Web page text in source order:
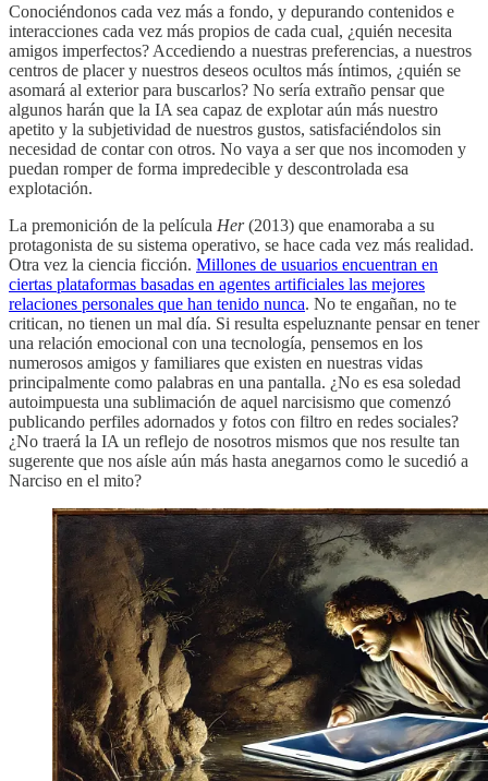
Conociéndonos cada vez más a fondo, y depurando contenidos e
interacciones cada vez más propios de cada cual, ¿quién necesita
amigos imperfectos? Accediendo a nuestras preferencias, a nuestros
centros de placer y nuestros deseos ocultos más íntimos, ¿quién se
asomará al exterior para buscarlos? No sería extraño pensar que
algunos harán que la IA sea capaz de explotar aún más nuestro
apetito y la subjetividad de nuestros gustos, satisfaciéndolos sin
necesidad de contar con otros. No vaya a ser que nos incomoden y
puedan romper de forma impredecible y descontrolada esa
explotación.
La premonición de la película Her(2013) que enamoraba a su
protagonista de su sistema operativo, se hace cada vez más realidad.
Otra vez la ciencia ficción. Millones de usuarios encuentran en
ciertas plataformas basadas en agentes artificiales las mejores
relaciones personales que han tenido nunca. No te engañan, no te
critican, no tienen un mal día. Si resulta espeluznante pensar en tener
una relación emocional con una tecnología, pensemos en los
numerosos amigos y familiares que existen en nuestras vidas
principalmente como palabras en una pantalla. ¿No es esa soledad
autoimpuesta una sublimación de aquel narcisismo que comenzó
publicando perfiles adornados y fotos con filtro en redes sociales?
¿No traerá la IA un reflejo de nosotros mismos que nos resulte tan
sugerente que nos aísle aún más hasta anegarnos como le sucedió a
Narciso en el mito?